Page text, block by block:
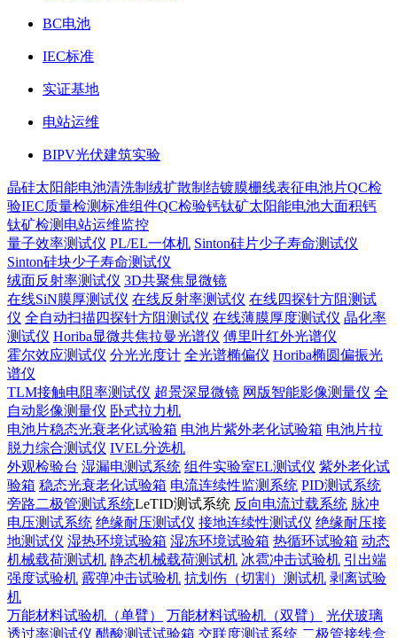
BC电池
IEC标准
实证基地
电站运维
BIPV光伏建筑实验
晶硅太阳能电池清洗制绒扩散制结镀膜栅线表征电池片QC检
验IEC质量检测标准组件QC检验钙钛矿太阳能电池大面积钙
钛矿检测 电站运维监控
量子效率测试仪 PL/EL一体机 Sinton硅片少子寿命测试仪
Sinton硅块少子寿命测试仪
绒面反射率测试仪 3D共聚焦显微镜
在线SiN膜厚测试仪 在线反射率测试仪 在线四探针方阻测试
仪 全自动扫描四探针方阻测试仪 在线薄膜厚度测试仪 晶化率
测试仪 Horiba显微共焦拉曼光谱仪 傅里叶红外光谱仪
霍尔效应测试仪 分光光度计 全光谱椭偏仪 Horiba椭圆偏振光
谱仪
TLM接触电阻率测试仪 超景深显微镜 网版智能影像测量仪 全
自动影像测量仪 卧式拉力机
电池片稳态光衰老化试验箱 电池片紫外老化试验箱 电池片拉
脱力综合测试仪 IVEL分选机
外观检验台 湿漏电测试系统 组件实验室EL测试仪 紫外老化试
验箱 稳态光衰老化试验箱 电流连续性监测系统 PID测试系统
旁路二极管测试系统LeTID测试系统 反向电流过载系统 脉冲
电压测试系统 绝缘耐压测试仪 接地连续性测试仪 绝缘耐压接
地测试仪 湿热环境试验箱 湿冻环境试验箱 热循环试验箱 动态
机械载荷测试机 静态机械载荷测试机 冰雹冲击试验机 引出端
强度试验机 霰弹冲击试验机 抗划伤（切割）测试机 剥离试验
机
万能材料试验机（单臂）
万能材料试验机（双臂）
光伏玻璃
透过率测试仪 醋酸测试试验箱 交联度测试系统 二极管接线盒